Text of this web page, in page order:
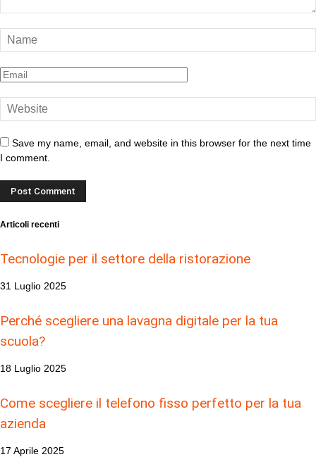
Save my name, email, and website in this browser for the next time
I comment.
Articoli recenti
Tecnologie per il settore della ristorazione
31 Luglio 2025
Perché scegliere una lavagna digitale per la tua
scuola?
18 Luglio 2025
Come scegliere il telefono fisso perfetto per la tua
azienda
17 Aprile 2025